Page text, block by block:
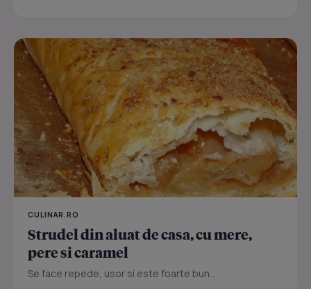
CULINAR.RO
Strudel din aluat de casa, cu mere,
pere si caramel
Se face repede, usor si este foarte bun...